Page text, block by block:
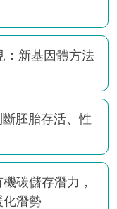
：新基因體方法
胚胎存活、性
碳儲存潛力，
潛勢